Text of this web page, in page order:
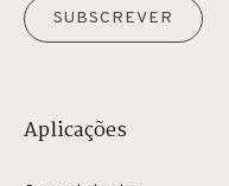
SUBSCREVER
Aplicações